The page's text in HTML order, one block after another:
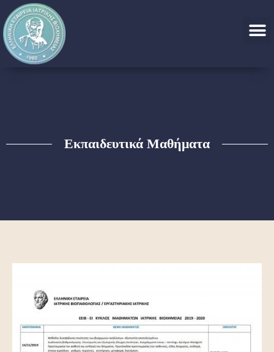
Εκπαιδευτικά Μαθήματα